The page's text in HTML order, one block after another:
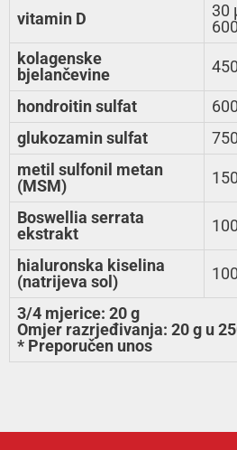
vitamin D
30
kolagenske
bjelančevine
hondroitin sulfat
glukozamin sulfat
metil sulfonil metan
(MSM)
Boswellia serrata
ekstrakt
hialuronska kiselina
(natrijeva sol)
3/4 mjerice: 20 g
Omjer razrjeđivanja: 20 g u
* Preporučen unos